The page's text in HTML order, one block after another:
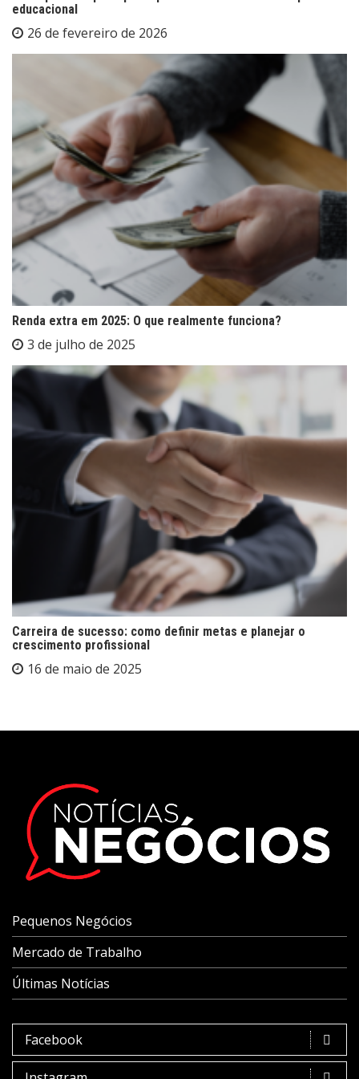
educacional
26 de fevereiro de 2026
Renda extra em 2025: O que realmente funciona?
3 de julho de 2025
Carreira de sucesso: como definir metas e planejar o
crescimento profissional
16 de maio de 2025
Pequenos Negócios
Mercado de Trabalho
Últimas Notícias
Facebook